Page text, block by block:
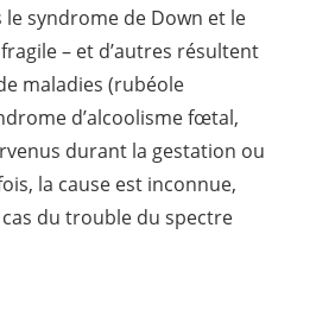
le syndrome de Down et le
– et d’autres résultent
maladies (rubéole
d’alcoolisme fœtal,
durant la gestation ou
la cause est inconnue,
du trouble du spectre